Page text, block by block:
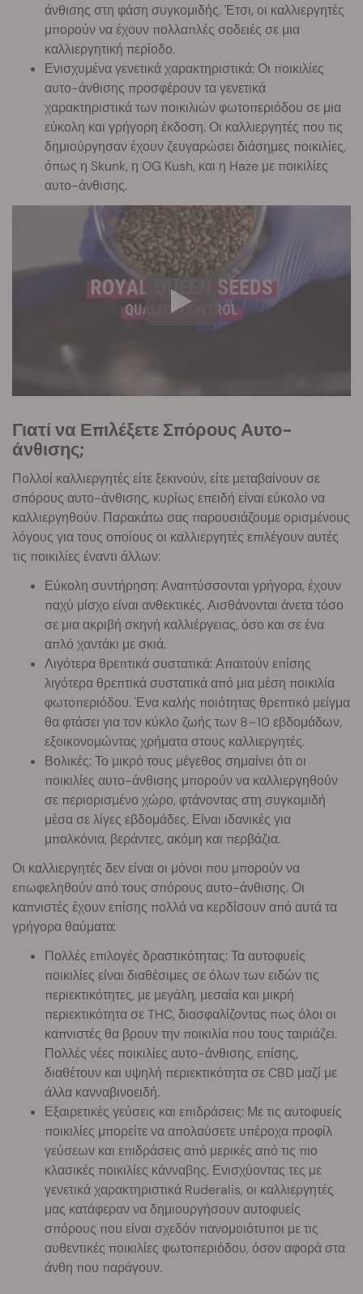
άνθισης στη φάση συγκομιδής. Έτσι, οι καλλιεργητές
μπορούν να έχουν πολλαπλές σοδειές σε μια
καλλιεργητική περίοδο.
Ενισχυμένα γενετικά χαρακτηριστικά: Οι ποικιλίες
αυτο-άνθισης προσφέρουν τα γενετικά
χαρακτηριστικά των ποικιλιών φωτοπεριόδου σε μια
εύκολη και γρήγορη έκδοση. Οι καλλιεργητές που τις
δημιούργησαν έχουν ζευγαρώσει διάσημες ποικιλίες,
όπως η Skunk, η OG Kush, και η Haze με ποικιλίες
αυτο-άνθισης.
Γιατί να Επιλέξετε Σπόρους Αυτο-
άνθισης;
Πολλοί καλλιεργητές είτε ξεκινούν, είτε μεταβαίνουν σε
σπόρους αυτο-άνθισης, κυρίως επειδή είναι εύκολο να
καλλιεργηθούν. Παρακάτω σας παρουσιάζουμε ορισμένους
λόγους για τους οποίους οι καλλιεργητές επιλέγουν αυτές
τις ποικιλίες έναντι άλλων:
Εύκολη συντήρηση: Αναπτύσσονται γρήγορα, έχουν
παχύ μίσχο είναι ανθεκτικές. Αισθάνονται άνετα τόσο
σε μια ακριβή σκηνή καλλιέργειας, όσο και σε ένα
απλό χαντάκι με σκιά.
Λιγότερα θρεπτικά συστατικά: Απαιτούν επίσης
λιγότερα θρεπτικά συστατικά από μια μέση ποικιλία
φωτοπεριόδου. Ένα καλής ποιότητας θρεπτικό μείγμα
θα φτάσει για τον κύκλο ζωής των 8–10 εβδομάδων,
εξοικονομώντας χρήματα στους καλλιεργητές.
Βολικές: Το μικρό τους μέγεθος σημαίνει ότι οι
ποικιλίες αυτο-άνθισης μπορούν να καλλιεργηθούν
σε περιορισμένο χώρο, φτάνοντας στη συγκομιδή
μέσα σε λίγες εβδομάδες. Είναι ιδανικές για
μπαλκόνια, βεράντες, ακόμη και περβάζια.
Οι καλλιεργητές δεν είναι οι μόνοι που μπορούν να
επωφεληθούν από τους σπόρους αυτο-άνθισης. Οι
καπνιστές έχουν επίσης πολλά να κερδίσουν από αυτά τα
γρήγορα θαύματα:
Πολλές επιλογές δραστικότητας: Τα αυτοφυείς
ποικιλίες είναι διαθέσιμες σε όλων των ειδών τις
περιεκτικότητες, με μεγάλη, μεσαία και μικρή
περιεκτικότητα σε THC, διασφαλίζοντας πως όλοι οι
καπνιστές θα βρουν την ποικιλία που τους ταιριάζει.
Πολλές νέες ποικιλίες αυτο-άνθισης, επίσης,
διαθέτουν και υψηλή περιεκτικότητα σε CBD μαζί με
άλλα κανναβινοειδή.
Εξαιρετικές γεύσεις και επιδράσεις: Με τις αυτοφυείς
ποικιλίες μπορείτε να απολαύσετε υπέροχα προφίλ
γεύσεων και επιδράσεις από μερικές από τις πιο
κλασικές ποικιλίες κάνναβης. Ενισχύοντας τες με
γενετικά χαρακτηριστικά Ruderalis, οι καλλιεργητές
μας κατάφεραν να δημιουργήσουν αυτοφυείς
σπόρους που είναι σχεδόν πανομοιότυποι με τις
αυθεντικές ποικιλίες φωτοπεριόδου, όσον αφορά στα
άνθη που παράγουν.